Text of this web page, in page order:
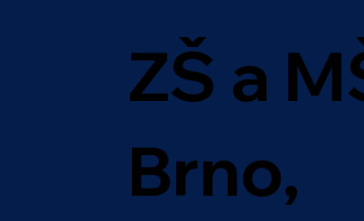
ZŠ a
Brno,